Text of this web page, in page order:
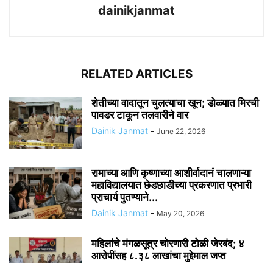
dainikjanmat
RELATED ARTICLES
शेतीच्या वादातून चुलत्याचा खून; डोळ्यात मिरची
पावडर टाकून तलवारीने वार
Dainik Janmat - June 22, 2026
रामाच्या आणि कृष्णाच्या आशीर्वादानं चालणाऱ्या
महाविद्यालयात छेडछाडीच्या प्रकरणात प्रभारी
प्राचार्य पुतण्याने...
Dainik Janmat - May 20, 2026
महिलांचे मंगळसूत्र चोरणारी टोळी जेरबंद; ४
आरोपींसह ८.३८ लाखांचा मुद्देमाल जप्त